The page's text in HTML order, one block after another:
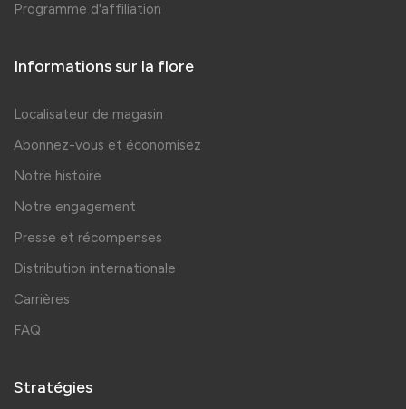
Programme d'affiliation
Informations sur la flore
Localisateur de magasin
Abonnez-vous et économisez
Notre histoire
Notre engagement
Presse et récompenses
Distribution internationale
Carrières
FAQ
Stratégies